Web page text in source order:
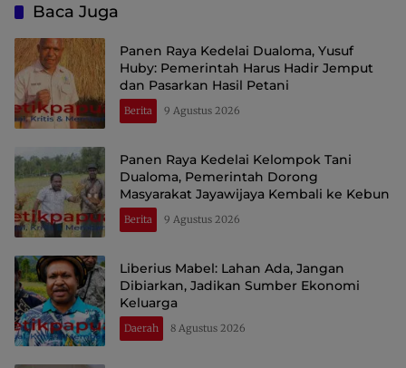
Baca Juga
Panen Raya Kedelai Dualoma, Yusuf
Huby: Pemerintah Harus Hadir Jemput
dan Pasarkan Hasil Petani
Berita 9 Agustus 2026
Panen Raya Kedelai Kelompok Tani
Dualoma, Pemerintah Dorong
Masyarakat Jayawijaya Kembali ke Kebun
Berita 9 Agustus 2026
Liberius Mabel: Lahan Ada, Jangan
Dibiarkan, Jadikan Sumber Ekonomi
Keluarga
Daerah 8 Agustus 2026